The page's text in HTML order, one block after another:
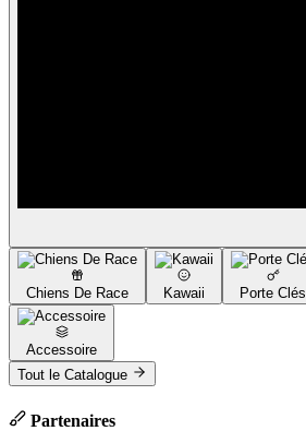
Chiens De Race Kawaii Porte Clés
Accessoire
Tout le Catalogue
Partenaires